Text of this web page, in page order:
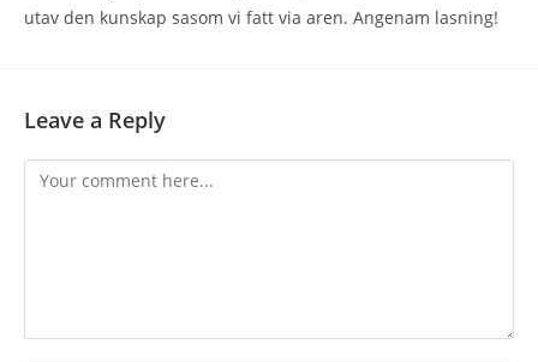
utav den kunskap sasom vi fatt via aren. Angenam lasning!
Leave a Reply
Comment